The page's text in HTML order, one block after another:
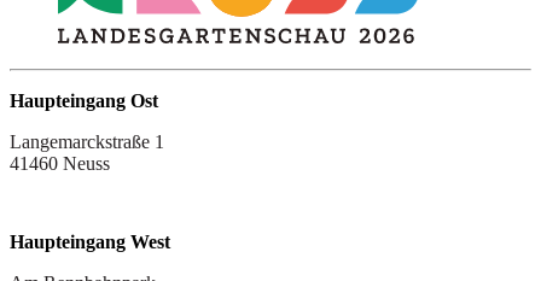
Haupteingang Ost
Langemarckstraße 1
41460 Neuss
Haupteingang West